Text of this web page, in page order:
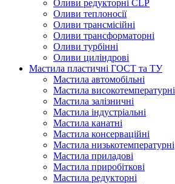
Оливи редукторні CLP
Оливи теплоносії
Оливи трансмісійні
Оливи трансформаторні
Оливи турбінні
Оливи циліндрові
Мастила пластичні ГОСТ та ТУ
Мастила автомобільні
Мастила високотемпературні
Мастила залізничні
Мастила індустріальні
Мастила канатні
Мастила консерваційні
Мастила низькотемпературні
Мастила приладові
Мастила приробіткові
Мастила редукторні